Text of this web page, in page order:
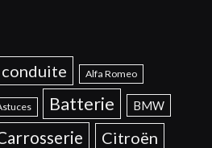
conduite Alfa Romeo
Batterie BMW
Citroën